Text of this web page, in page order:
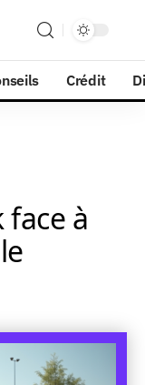
Crédit
face à